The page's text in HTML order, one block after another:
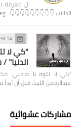
الطلاب 👇👇👇👇👇👇👇👇👇 https://g12.emis.gov.eg/ وال…
14 أكتوبر 2022
"كي لا
الدنيا"
"كي لا تتوه يا صاحبي:
عبدالرحمن الليث قبل أن أبدأ
مشاركات عشوائية